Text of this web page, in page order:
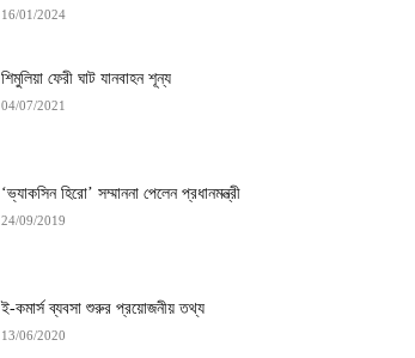
16/01/2024
শিমুলিয়া ফেরী ঘাট যানবাহন শূন্য
04/07/2021
‘ভ্যাকসিন হিরো’ সম্মাননা পেলেন প্রধানমন্ত্রী
24/09/2019
ই-কমার্স ব্যবসা শুরুর প্রয়োজনীয় তথ্য
13/06/2020